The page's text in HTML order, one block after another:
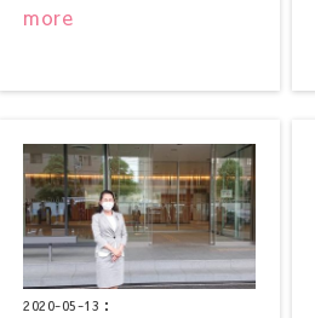
more
2020-05-13：